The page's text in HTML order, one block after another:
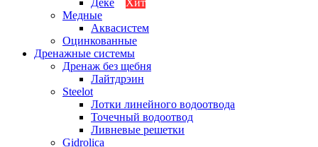
Деке
Хит
Медные
Аквасистем
Оцинкованные
Дренажные системы
Дренаж без щебня
Лайтдрэин
Steelot
Лотки линейного водоотвода
Точечный водоотвод
Ливневые решетки
Gidrolica